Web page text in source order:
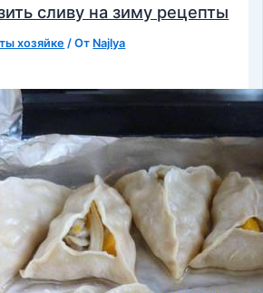
сливу на зиму рецепты
хозяйке / От Najlya